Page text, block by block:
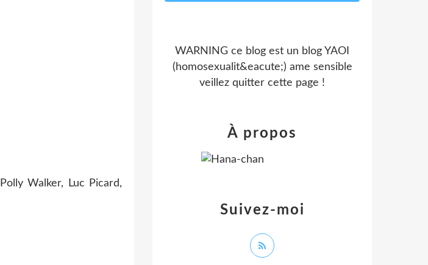
Polly Walker, Luc Picard,
WARNING ce blog est un blog YAOI
(homosexualit&eacute;) ame sensible
veillez quitter cette page !
Suivez-moi
À propos